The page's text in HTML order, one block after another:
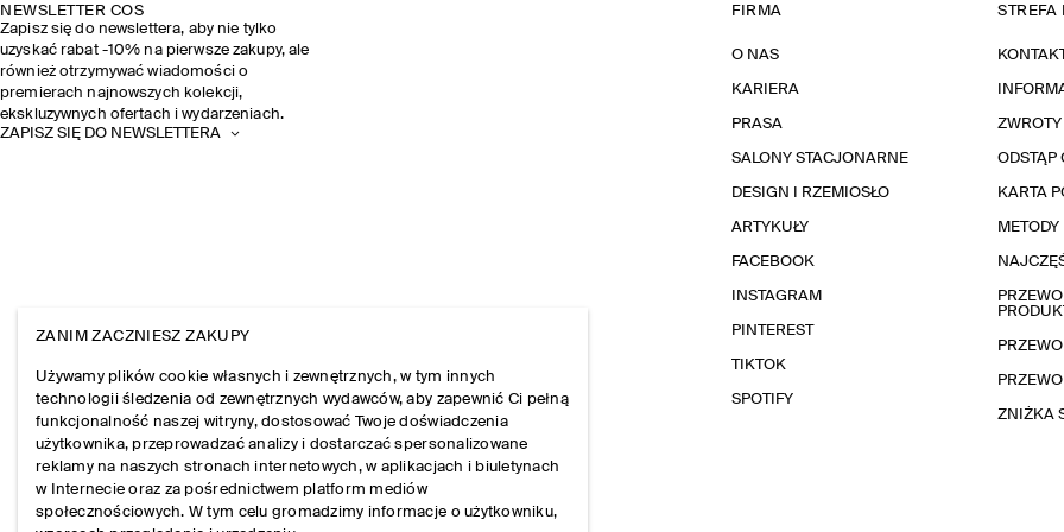
NEWSLETTER COS
Zapisz się do newslettera, aby nie tylko
uzyskać rabat -10% na pierwsze zakupy, ale
również otrzymywać wiadomości o
premierach najnowszych kolekcji,
ekskluzywnych ofertach i wydarzeniach.
ZAPISZ SIĘ DO NEWSLETTERA
FIRMA
O NAS
KARIERA
PRASA
SALONY STACJONARNE
DESIGN I RZEMIOSŁO
ARTYKUŁY
FACEBOOK
INSTAGRAM
PINTEREST
TIKTOK
SPOTIFY
STREFA
ZWROTY
ODSTĄP
KARTA
ZNIŻKA
ZANIM ZACZNIESZ ZAKUPY
Używamy plików cookie własnych i zewnętrznych, w tym innych
technologii śledzenia od zewnętrznych wydawców, aby zapewnić Ci pełną
funkcjonalność naszej witryny, dostosować Twoje doświadczenia
użytkownika, przeprowadzać analizy i dostarczać spersonalizowane
reklamy na naszych stronach internetowych, w aplikacjach i biuletynach
w Internecie oraz za pośrednictwem platform mediów
społecznościowych. W tym celu gromadzimy informacje o użytkowniku,